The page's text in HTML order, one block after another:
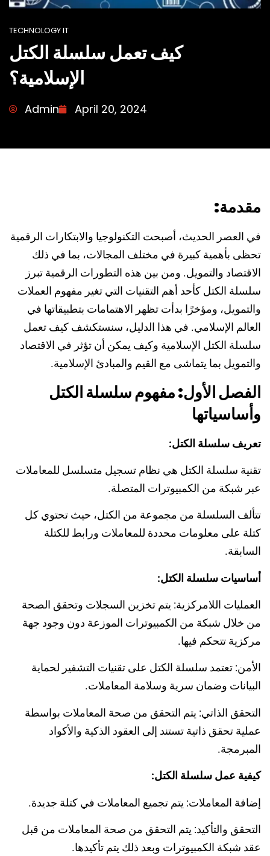
TECHNOLOGY IT
كيف تعمل سلسلة الكتل
الإسلامية؟
Admin April 20, 2024
مقدمة:
في العصر الحديث، أصبحت التكنولوجيا والابتكارات الرقمية
تحظى بأهمية كبيرة في مختلف المجالات، بما في ذلك
الاقتصاد والتمويل. ومن بين هذه التطورات الرقمية تبرز
سلسلة الكتل كأحد أهم التقنيات التي تغير مفهوم العملات
والتمويل، ومؤخرًا بدأت تظهر الاهتمامات بتطبيقاتها في
العالم الإسلامي. في هذا الدليل، سنستكشف كيف تعمل
سلسلة الكتل الإسلامية وكيف يمكن أن تؤثر في الاقتصاد
والتمويل بما يتماشى مع القيم والمبادئ الإسلامية.
الفصل الأول: مفهوم سلسلة الكتل
وأساسياتها
تعريف سلسلة الكتل:
تقنية سلسلة الكتل هي نظام تسجيل متسلسل للمعاملات
عبر شبكة من الكمبيوترات المتصلة.
تتألف السلسلة من مجموعة من الكتل، حيث تحتوي كل
كتلة على معلومات محددة للمعاملات ورابط للكتلة
السابقة.
أساسيات سلسلة الكتل:
العمليات اللامركزية: يتم تخزين السجلات وتحقق الصحة
من خلال شبكة من الكمبيوترات الموزعة دون وجود جهة
مركزية تتحكم فيها.
الأمن: تعتمد سلسلة الكتل على تقنيات التشفير لحماية
البيانات وضمان سرية وسلامة المعاملات.
التحقق الذاتي: يتم التحقق من صحة المعاملات بواسطة
عملية تحقق ذاتية تستند إلى العقود الذكية والأكواد
المبرمجة.
كيفية عمل سلسلة الكتل:
إضافة المعاملات: يتم تجميع المعاملات في كتلة جديدة.
التحقق والتأكيد: يتم التحقق من صحة المعاملات من قبل
عقد شبكة الكمبيوترات وبعد ذلك يتم تأكيدها.